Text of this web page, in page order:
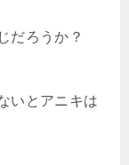
だろうか？
いとアニキは